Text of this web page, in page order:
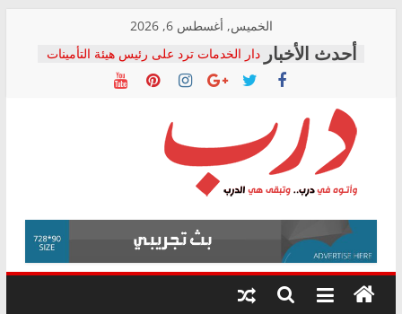
content
الخميس, أغسطس 6, 2026
دار الخدمات ترد على رئيس هيئة التأمينات
بعد مؤتمره الصحفي: إنكار الأزمة لا ينهي
معاناة أصحاب المعاشات.. ونطالب بكشف
فرحات سليمان يكتب: القطاع الصحي إلى
أين؟
حزب التحالف الشعبي يطلق لجنة “الحق
في الصحة” بالإسكندرية لرصد الانتهاكات
ودعم المرضى
الوزاري لمدينة الصحفيين.. وانتهاء أعمال
إنشاء المبنى الإداري
المجلس القومي لحقوق الإنسان يعلن
متابعة قضية الدكتور محمد زهران.. ويؤكد:
قرينة البراءة وضمانات المحاكمة العادلة
درب
وأتوه
درب..
وتبقى
هي